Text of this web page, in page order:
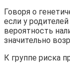
Говоря о
если у
вероятность
значительно
К группе риска